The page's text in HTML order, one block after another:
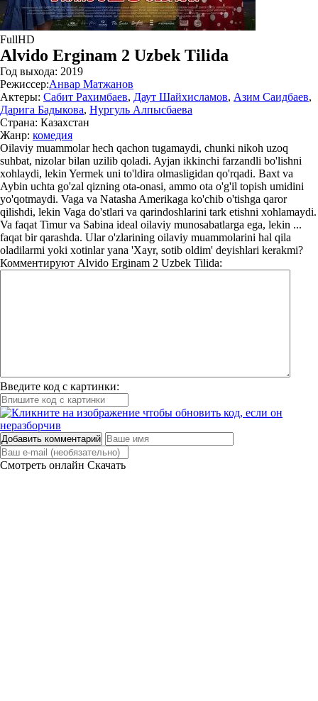
FullHD
Alvido Erginam 2 Uzbek Tilida
Год выхода: 2019
Режиссер:Анвар Матжанов
Актеры: Сабит Рахимбаев, Даут Шайхисламов, Азим Саидбаев,
Дарига Бадыкова, Нургуль Алпысбаева
Страна: Казахстан
Жанр: комедия
Oilaviy muammolar hech qachon tugamaydi, chunki nikoh uzoq
suhbat, nizolar bilan uzilib qoladi. Ayjan ikkinchi farzandli bo'lishni
xohlaydi, lekin Yermek uni to'ldira olmasligidan qo'rqadi. Baxt va
Aybin uchta go'zal qizning ota-onasi, ammo ota o'g'il topish umidini
yo'qotmaydi. Vaga va Natasha Amerikaga ko'chib o'tishga qaror
qilishdi, lekin Vaga do'stlari va qarindoshlarini tark etishni xohlamaydi.
Va faqat Timur va Sabina ideal oilaviy munosabatlarga ega, lekin ...
faqat bir qarashda. Ular o'zlarining oilaviy muammolarini hal qila
oladilarmi yoki xotinlar yana 'Xayr, sotib oldim' deyishlari kerakmi?
Комментируют Alvido Erginam 2 Uzbek Tilida:
Введите код с картинки:
Добавить комментарий
Смотреть онлайн Скачать